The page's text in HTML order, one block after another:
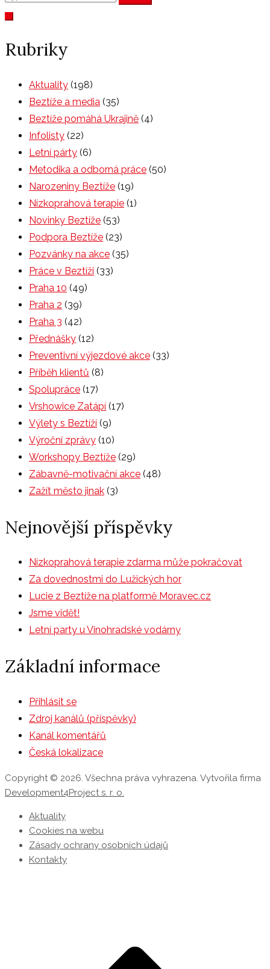
Rubriky
Aktuality (198)
Beztíže a media (35)
Beztíže pomáhá Ukrajině (4)
Infolisty (22)
Letní párty (6)
Metodika a odborná práce (50)
Narozeniny Beztíže (19)
Nízkoprahová terapie (1)
Novinky Beztíže (53)
Podpora Beztíže (23)
Pozvánky na akce (35)
Práce v Beztíži (33)
Praha 10 (49)
Praha 2 (39)
Praha 3 (42)
Přednášky (12)
Preventivní výjezdové akce (33)
Příběh klientů (8)
Spolupráce (17)
Vrshowice Zatápí (17)
Výlety s Beztíží (9)
Výroční zprávy (10)
Workshopy Beztíže (29)
Zábavně-motivační akce (48)
Zažít město jinak (3)
Nejnovější příspěvky
Nízkoprahová terapie zdarma může pokračovat
Za dovednostmi do Lužických hor
Lucie z Beztíže na platformě Moravec.cz
Jsme vidět!
Letní party u Vinohradské vodárny
Základní informace
Přihlásit se
Zdroj kanálů (příspěvky)
Kanál komentářů
Česká lokalizace
Copyright © 2026. Všechna práva vyhrazena. Vytvořila firma
Development4Project s. r. o.
Aktuality
Cookies na webu
Zásady ochrany osobních údajů
Kontakty